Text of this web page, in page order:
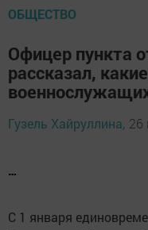
ОБЩЕСТВО
Офицер пункта
рассказал,
Гузель Хайруллина, 26
…
С 1 января